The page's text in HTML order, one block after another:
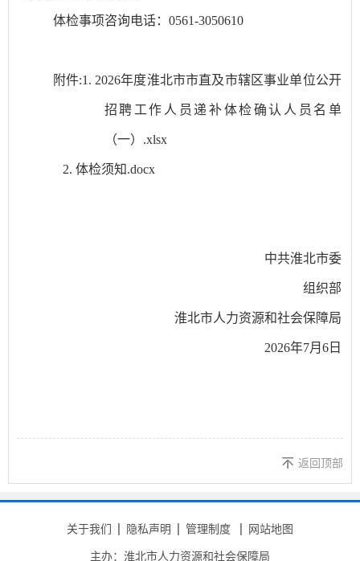
体检事项咨询电话： 0561-3050610
附件:1. 2026年度淮北市市直及市辖区事业单位公开
招聘工作人员递补体检确认人员名单
（一）.xlsx
2. 体检须知.docx
中共淮北市委
组织部
淮北市人力资源和社会保障局
2026年7月 6 日
返回顶部
关于我们 隐私声明 管理制度 网站地图
主办：淮北市人力资源和社会保障局